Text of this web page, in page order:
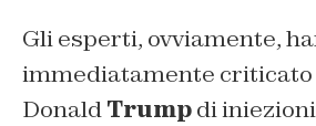
Gli esperti, ovviamente,
immediatamente criticato
DonaldTrumpdi